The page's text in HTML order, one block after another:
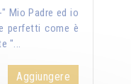
Mio Padre ed io
perfetti come è
"...
Aggiungere